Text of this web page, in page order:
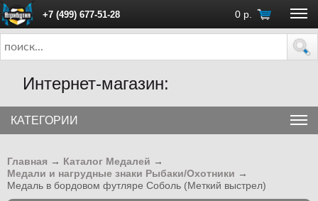
+7 (499) 677-51-28 0 р.
ПН - ПТ с 10:00 до 18:00 (Москва)
Интернет-магазин:
КАТЕГОРИИ
Главная → Каталог Медалей →
Медали и нагрудные знаки Рыбаки/Охотники →
Медаль в бордовом футляре Соболь (Меткий выстрел)